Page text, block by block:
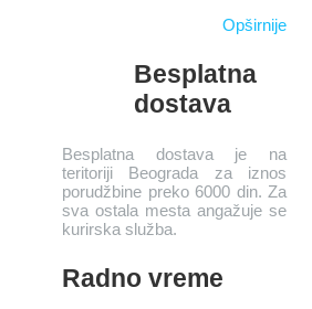
Opširnije
Besplatna
dostava
Besplatna dostava je na
teritoriji Beograda za iznos
porudžbine preko 6000 din. Za
sva ostala mesta angažuje se
kurirska služba.
Radno vreme